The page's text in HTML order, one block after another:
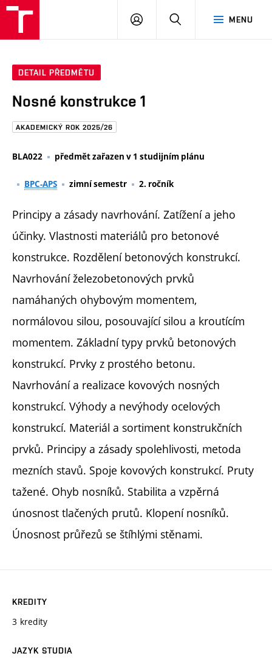
Brno
MENU
PŘIHLÁSIT
DETAIL PŘEDMĚTU
Nosné konstrukce 1
AKADEMICKÝ ROK 2025/26
BLA022 předmět zařazen v 1 studijním plánu
BPC-APS zimní semestr 2. ročník
Principy a zásady navrhování. Zatížení a jeho
účinky. Vlastnosti materiálů pro betonové
konstrukce. Rozdělení betonových konstrukcí.
Navrhování železobetonových prvků
namáhaných ohybovým momentem,
normálovou silou, posouvající silou a kroutícím
momentem. Základní typy prvků betonových
konstrukcí. Prvky z prostého betonu.
Navrhování a realizace kovových nosných
konstrukcí. Výhody a nevýhody ocelových
konstrukcí. Materiál a sortiment konstrukčních
prvků. Principy a zásady spolehlivosti, metoda
mezních stavů. Spoje kovových konstrukcí. Pruty
tažené. Ohyb nosníků. Stabilita a vzpěrná
únosnost tlačených prutů. Klopení nosníků.
Únosnost průřezů se štíhlými stěnami.
KREDITY
3 kredity
JAZYK STUDIA